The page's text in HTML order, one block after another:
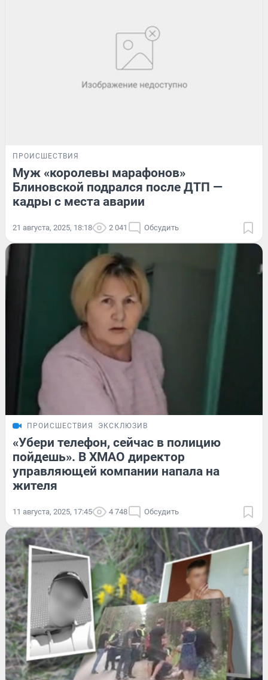
ПРОИСШЕСТВИЯ
Муж «королевы марафонов»
Блиновской подрался после ДТП —
кадры с места аварии
21 августа, 2025, 18:18 2 041 Обсудить
ПРОИСШЕСТВИЯ ЭКСКЛЮЗИВ
«Убери телефон, сейчас в полицию
пойдешь». В ХМАО директор
управляющей компании напала на
жителя
11 августа, 2025, 17:45 4 748 Обсудить